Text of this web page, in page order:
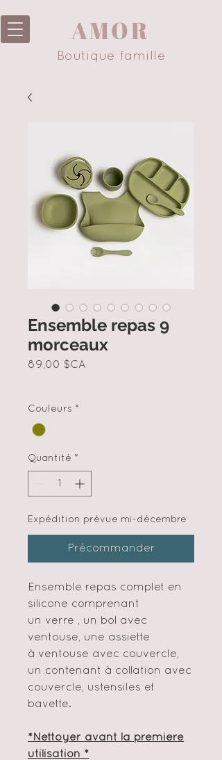
AMOR
Boutique famille
Ensemble repas 9
morceaux
89,00 $CA
Couleurs *
Quantité *
Expédition prévue mi-décembre
Précommander
Ensemble repas complet en
silicone comprenant
un verre , un bol avec
ventouse, une assiette
à ventouse avec couvercle,
un contenant à collation avec
couvercle, ustensiles et
bavette.
*Nettoyer avant la première
utilisation *